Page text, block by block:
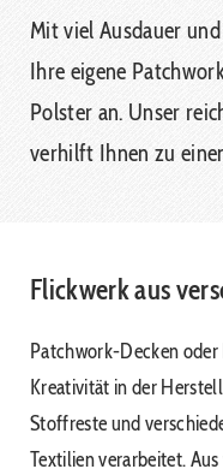
Mit viel Ausdauer
Ihre eigene
Polster an. Unser
verhilft Ihnen zu
Flickwerk aus
Patchwork-Decken
Kreativität in der
Stoffreste und
Textilien verarbeitet.